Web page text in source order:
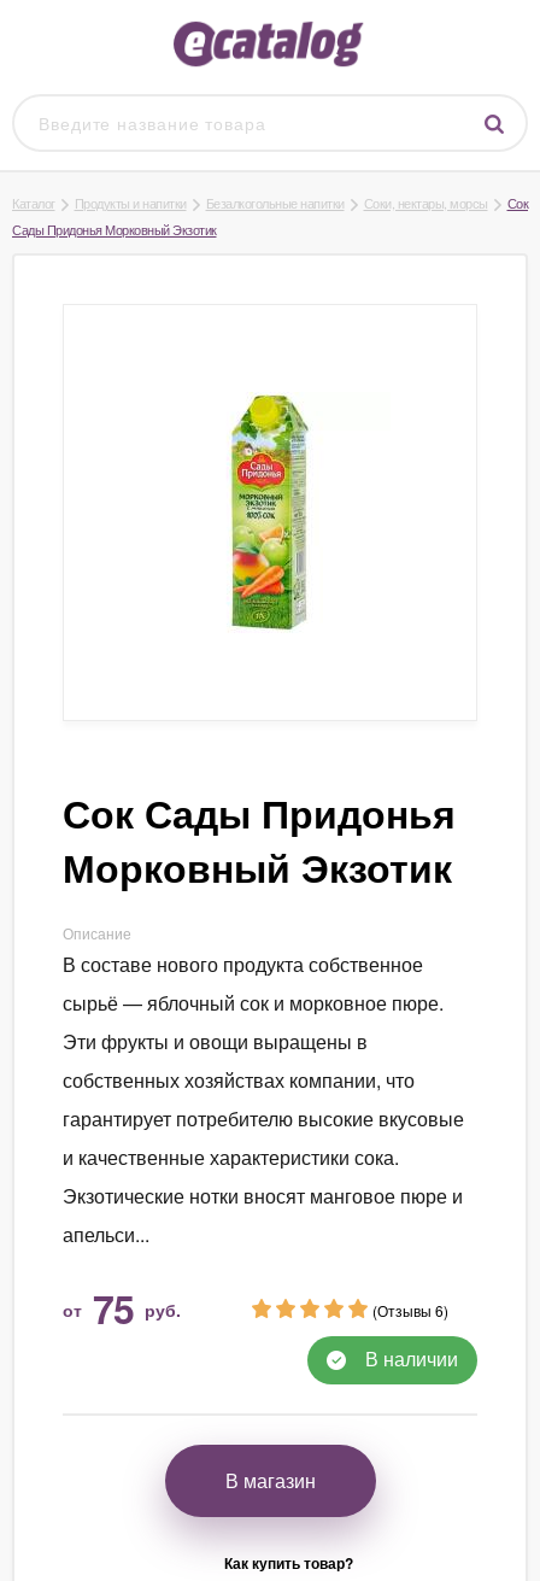
Каталог Продукты и напитки Безалкогольные напитки Соки, нектары, морсы
Сок
Сады Придонья Морковный Экзотик
Сок Сады Придонья
Морковный Экзотик
Описание
В составе нового продукта собственное
сырьё — яблочный сок и морковное пюре.
Эти фрукты и овощи выращены в
собственных хозяйствах компании, что
гарантирует потребителю высокие вкусовые
и качественные характеристики сока.
Экзотические нотки вносят манговое пюре и
апельси...
от 75 руб. (Отзывы 6)
В наличии
В магазин
Как купить товар?